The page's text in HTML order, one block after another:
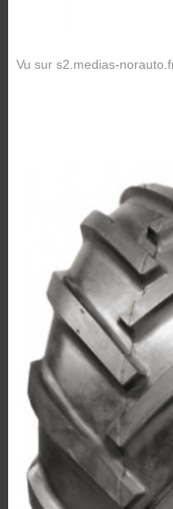
Vu sur s2.medias-